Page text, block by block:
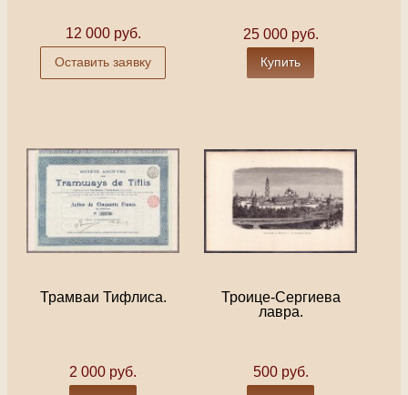
12 000 руб.
Оставить заявку
25 000 руб.
Купить
Трамваи Тифлиса.
2 000 руб.
Троице-Сергиева
лавра.
500 руб.